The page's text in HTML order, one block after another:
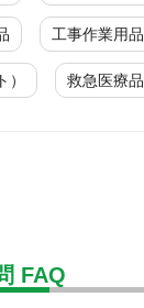
工事作業用品
救急医療品
FAQ